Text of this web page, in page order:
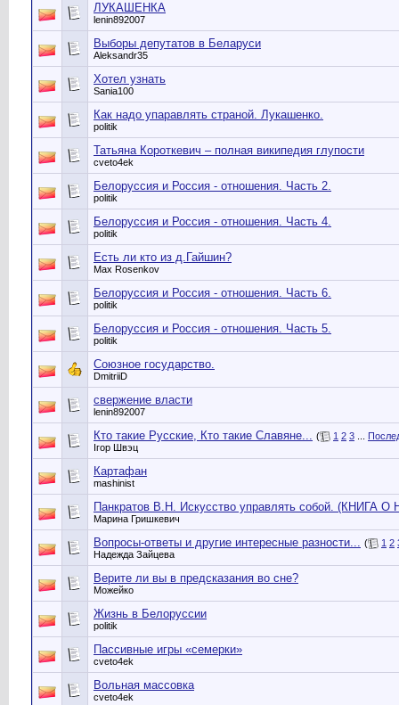
ЛУКАШЕНКА
lenin892007
Выборы депутатов в Беларуси
Aleksandr35
Хотел узнать
Sania100
Как надо упаравлять страной. Лукашенко.
politik
Татьяна Короткевич – полная википедия глупости
cveto4ek
Белоруссия и Россия - отношения. Часть 2.
politik
Белоруссия и Россия - отношения. Часть 4.
politik
Есть ли кто из д.Гайшин?
Мax Rosenkov
Белоруссия и Россия - отношения. Часть 6.
politik
Белоруссия и Россия - отношения. Часть 5.
politik
Союзное государство.
DmitriiD
свержение власти
lenin892007
Кто такие Русские, Кто такие Славяне... ( 1 2 3
Iгор Швэц
Картафан
mashinist
Панкратов В.Н. Искусство управлять собой. (КНИГА
Марина Гришкевич
Вопросы-ответы и другие интересные разности... ( 1 2
Надежда Зайцева
Верите ли вы в предсказания во сне?
Можейко
Жизнь в Белоруссии
politik
Пассивные игры «семерки»
cveto4ek
Вольная массовка
cveto4ek